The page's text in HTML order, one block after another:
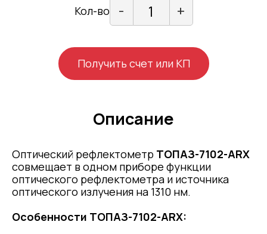
Кол-во - +
Получить счет или КП
Описание
Оптический рефлектометр ТОПАЗ-7102-ARX
cовмещает в одном приборе функции
оптического рефлектометра и источника
оптического излучения на 1310 нм.
Особенности ТОПАЗ-7102-ARX: